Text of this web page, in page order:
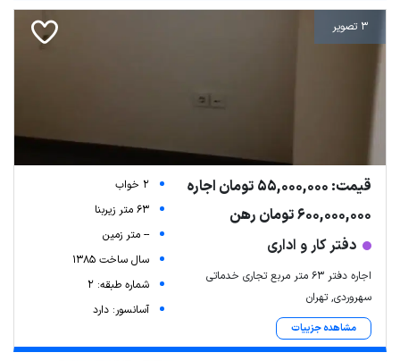
3 تصویر
قیمت: 55,000,000 تومان اجاره
600,000,000 تومان رهن
دفتر کار و اداری
اجاره دفتر ۶۳ متر مربع تجاری خدماتی
سهروردی, تهران
مشاهده جزییات
2 خواب
63 متر زیربنا
-- متر زمین
سال ساخت 1385
شماره طبقه: 2
آسانسور: دارد